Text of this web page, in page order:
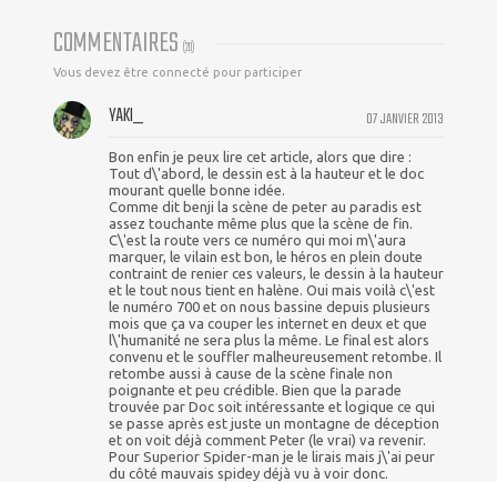
COMMENTAIRES (20)
Vous devez être connecté pour participer
07 JANVIER 2013
YAKI_
Bon enfin je peux lire cet article, alors que dire :
Tout d\'abord, le dessin est à la hauteur et le doc
mourant quelle bonne idée.
Comme dit benji la scène de peter au paradis est
assez touchante même plus que la scène de fin.
C\'est la route vers ce numéro qui moi m\'aura
marquer, le vilain est bon, le héros en plein doute
contraint de renier ces valeurs, le dessin à la hauteur
et le tout nous tient en halène. Oui mais voilà c\'est
le numéro 700 et on nous bassine depuis plusieurs
mois que ça va couper les internet en deux et que
l\'humanité ne sera plus la même. Le final est alors
convenu et le souffler malheureusement retombe. Il
retombe aussi à cause de la scène finale non
poignante et peu crédible. Bien que la parade
trouvée par Doc soit intéressante et logique ce qui
se passe après est juste un montagne de déception
et on voit déjà comment Peter (le vrai) va revenir.
Pour Superior Spider-man je le lirais mais j\'ai peur
du côté mauvais spidey déjà vu à voir donc.